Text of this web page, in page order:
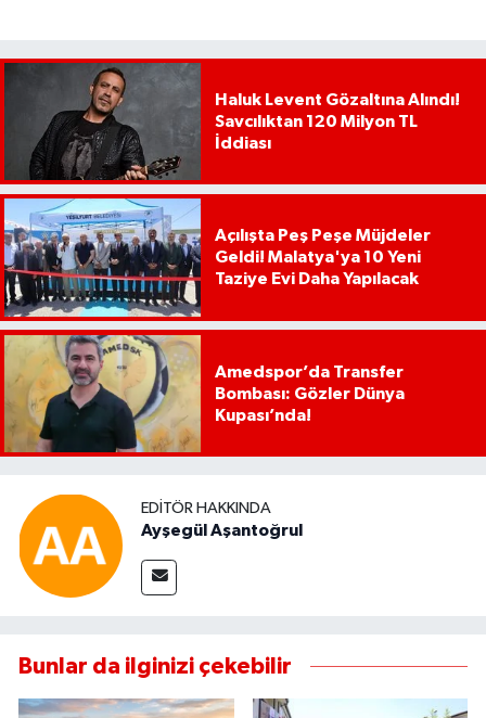
Haluk Levent Gözaltına Alındı!
Savcılıktan 120 Milyon TL
İddiası
Açılışta Peş Peşe Müjdeler
Geldi! Malatya'ya 10 Yeni
Taziye Evi Daha Yapılacak
Amedspor’da Transfer
Bombası: Gözler Dünya
Kupası’nda!
EDITÖR HAKKINDA
Ayşegül Aşantoğrul
Bunlar da ilginizi çekebilir